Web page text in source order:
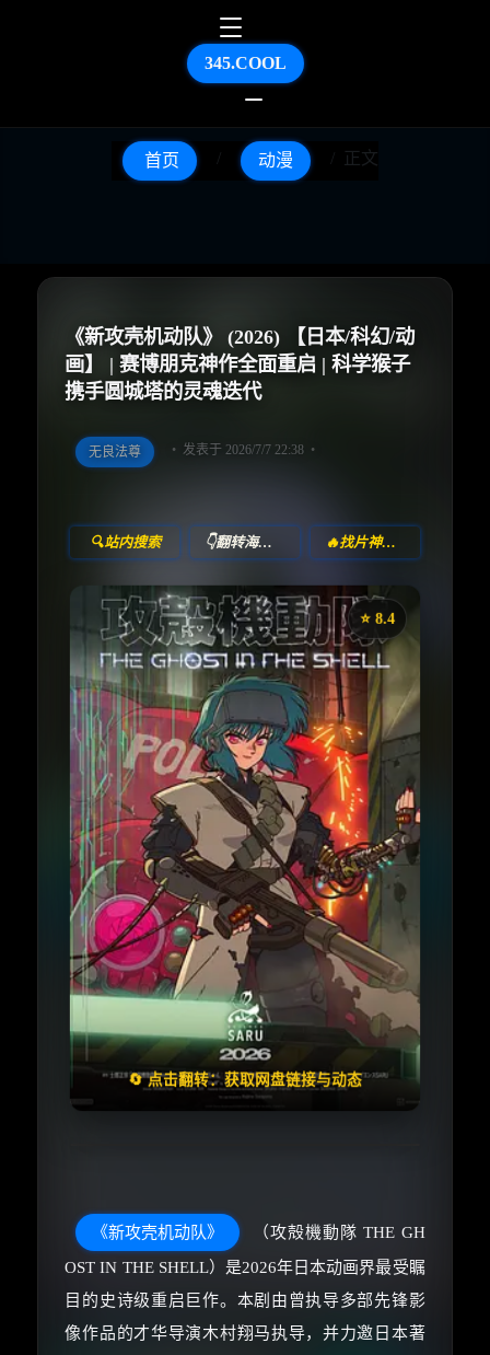
345.COOL
首页 动漫 正文
《新攻壳机动队》 (2026) 【日本/科幻/动
画】 | 赛博朋克神作全面重启 | 科学猴子
携手圆城塔的灵魂迭代
无良法尊 发表于 2026/7/7 22:38
🔍站内搜索 👇翻转海报！ 🔥找片神器🔥
⭐️ 8.4
🔄 点击翻转：获取网盘链接与动态
《新攻壳机动队》
⭐
收藏
⭐️ 评分：8.4 | 🎬 2026年
📺 连载中
夸克网盘
失效请反馈
🧧️
天天领红包
《新攻壳机动队》
（攻殻機動隊 THE GH
OST IN THE SHELL）是2026年日本动画界最受瞩
目的史诗级重启巨作。本剧由曾执导多部先锋影
像作品的才华导演木村翔马执导，并力邀日本著